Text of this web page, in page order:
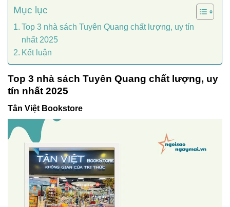
Mục lục
Top 3 nhà sách Tuyên Quang chất lượng, uy tín
nhất 2025
Kết luận
Top 3 nhà sách Tuyên Quang chất lượng, uy
tín nhất 2025
Tân Việt Bookstore